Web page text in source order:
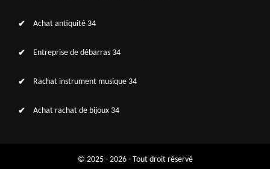
Achat antiquité 34
Entreprise de débarras 34
Rachat instrument musique 34
Achat rachat de bijoux 34
© 2025 - 2026 - Tout droit réservé